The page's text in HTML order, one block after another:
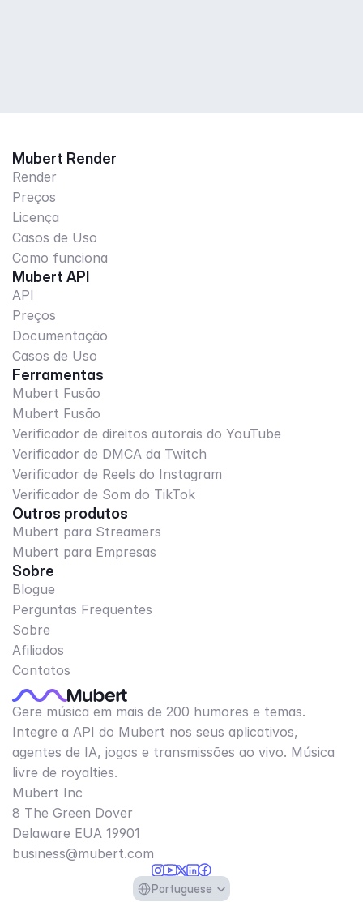
Mubert Render
Render
Preços
Licença
Casos de Uso
Como funciona
Mubert API
API
Preços
Documentação
Casos de Uso
Ferramentas
Mubert Fusão
Mubert Fusão
Verificador de direitos autorais do YouTube
Verificador de DMCA da Twitch
Verificador de Reels do Instagram
Verificador de Som do TikTok
Outros produtos
Mubert para Streamers
Mubert para Empresas
Sobre
Blogue
Perguntas Frequentes
Sobre
Afiliados
Contatos
Gere música em mais de 200 humores e temas.
Integre a API do Mubert nos seus aplicativos,
agentes de IA, jogos e transmissões ao vivo. Música
livre de royalties.
Mubert Inc
8 The Green Dover
Delaware EUA 19901​
business@mubert.com
Select Language
Portuguese